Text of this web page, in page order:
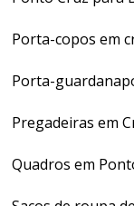
Porta-copos em
Porta-
Pregadeiras em
Quadros em